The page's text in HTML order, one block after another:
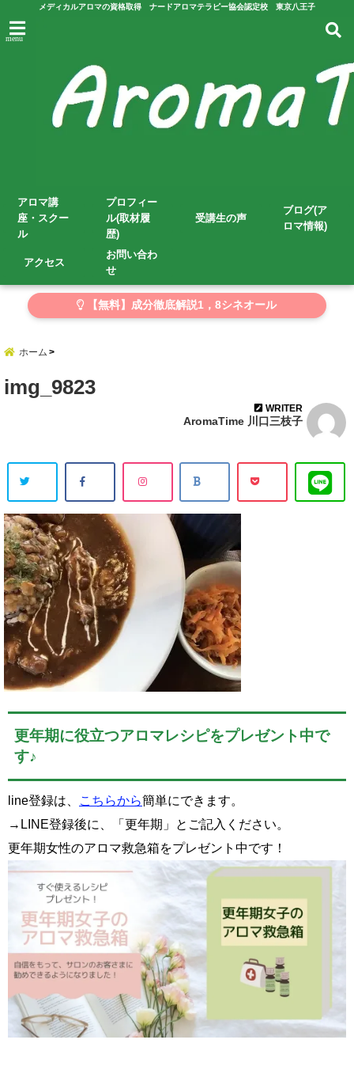
メディカルアロマの資格取得 ナードアロマテラピー協会認定校 東京八王子
menu
アロマ講
座・スクー
ル
プロフィー
ル(取材履
歴)
受講生の声
ブログ(ア
ロマ情報)
アクセス
お問い合わ
せ
【無料】成分徹底解説1，8シネオール
ホーム
img_9823
WRITER
AromaTime 川口三枝子
更年期に役立つアロマレシピをプレゼント中で
す♪
line登録は、 こちらから簡単にできます。
→LINE登録後に、「更年期」とご記入ください。
更年期女性のアロマ救急箱をプレゼント中です！